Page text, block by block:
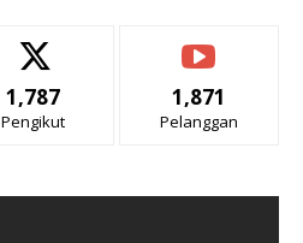
1,787
Pengikut
1,871
Pelanggan